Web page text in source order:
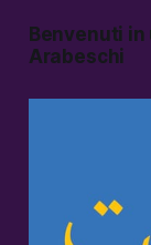
Benvenuti
Arabeschi